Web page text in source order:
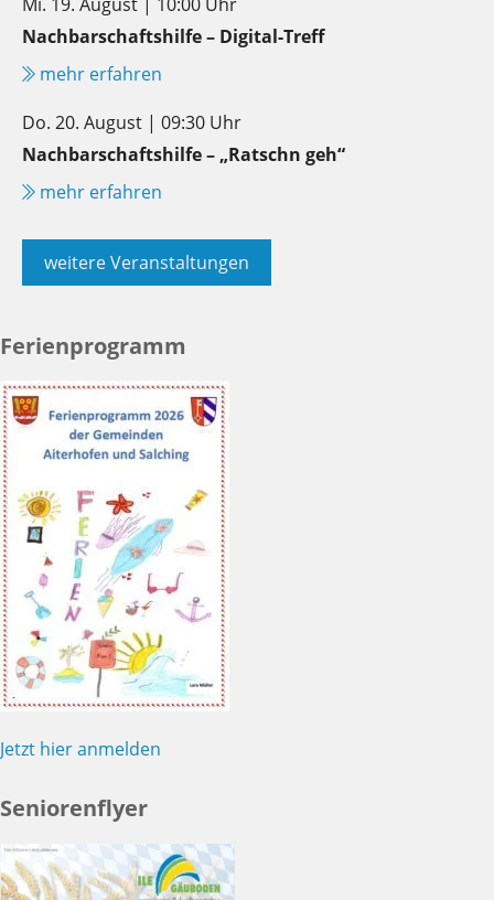
Nachbarschaftshilfe – Digital-Treff
mehr erfahren
Do. 20. August | 09:30 Uhr
Nachbarschaftshilfe – „Ratschn geh“
mehr erfahren
weitere Veranstaltungen
Ferienprogramm
Jetzt hier anmelden
Seniorenflyer